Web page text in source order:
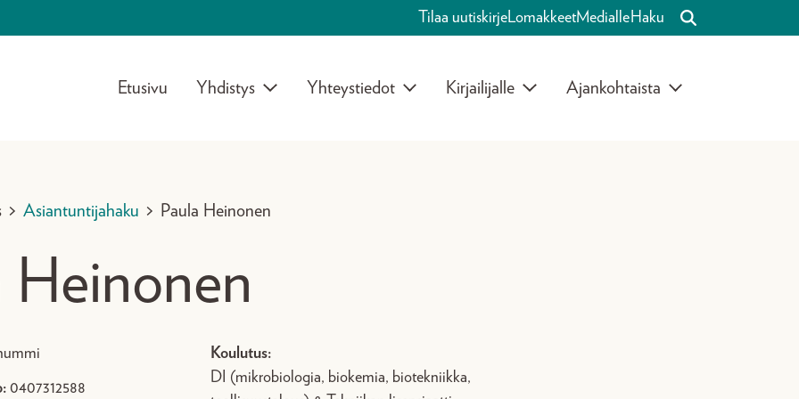
Tilaa uutiskirjeLomakkeetMedialleHaku
Etusivu Yhdistys Yhteystiedot Kirjailijalle Ajankohtaista
> Asiantuntijahaku > Paula Heinonen
Heinonen
0407312588
Koulutus:
DI (mikrobiologia, biokemia, biotekniikka,